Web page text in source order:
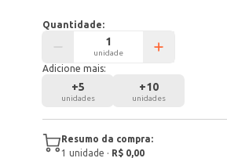
Quantidade:
unidade
Adicione mais:
+5
unidades
+10
unidades
Resumo da compra:
1 unidade · R$ 0,00